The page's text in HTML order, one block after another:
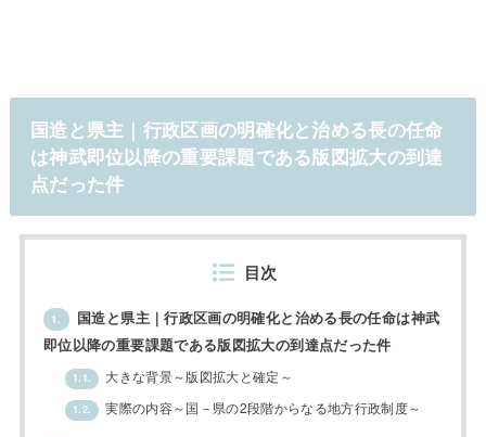
国造と県主｜行政区画の明確化と治める長の任命
は神武即位以降の重要課題である版図拡大の到達
点だった件
目次
1.
国造と県主｜行政区画の明確化と治める長の任命は神武
即位以降の重要課題である版図拡大の到達点だった件
1.1. 大きな背景～版図拡大と確定～
1.2. 実際の内容～国－県の2段階からなる地方行政制度～